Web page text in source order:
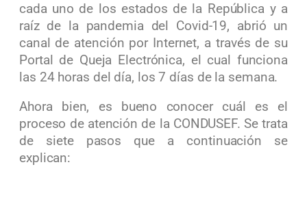
cada uno de los estados de la República y a
raíz de la pandemia del Covid-19, abrió un
canal de atención por Internet, a través de su
Portal de Queja Electrónica, el cual funciona
las 24 horas del día, los 7 días de la semana.
Ahora bien, es bueno conocer cuál es el
proceso de atención de la CONDUSEF. Se trata
de siete pasos que a continuación se
explican: